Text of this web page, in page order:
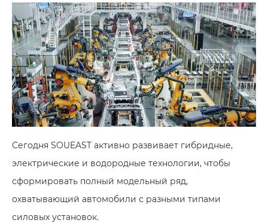
Сегодня SOUEAST активно развивает гибридные,
электрические и водородные технологии, чтобы
сформировать полный модельный ряд,
охватывающий автомобили с разными типами
силовых установок.